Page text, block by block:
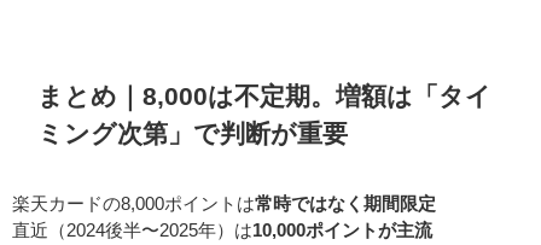
まとめ｜8,000は不定期。増額は「タイ
ミング次第」で判断が重要
楽天カードの8,000ポイントは常時ではなく期間限定
直近（2024後半〜2025年）は10,000ポイントが主流